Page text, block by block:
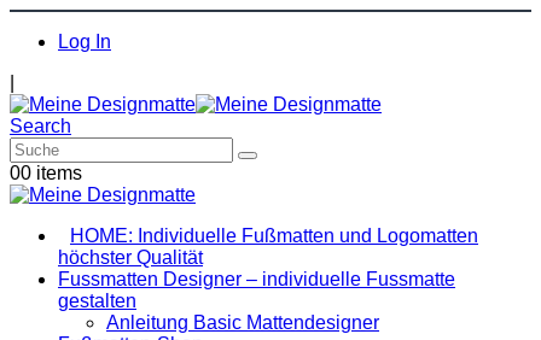
Log In
Search
00 items
HOME: Individuelle Fußmatten und Logomatten
höchster Qualität
Fussmatten Designer – individuelle Fussmatte
gestalten
Anleitung Basic Mattendesigner